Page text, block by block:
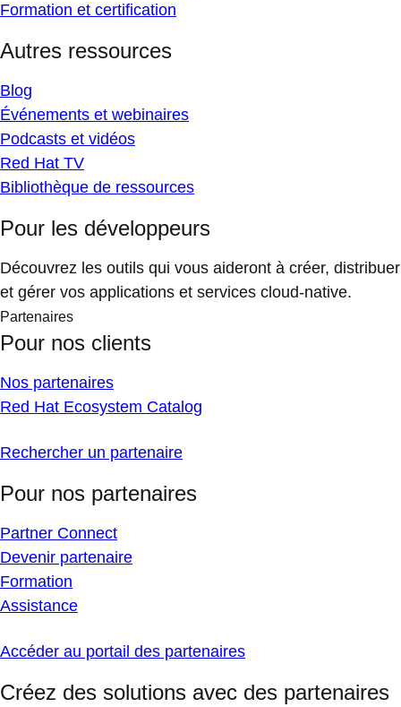
Formation et certification
Autres ressources
Blog
Événements et webinaires
Podcasts et vidéos
Red Hat TV
Bibliothèque de ressources
Pour les développeurs
Découvrez les outils qui vous aideront à créer, distribuer
et gérer vos applications et services cloud-native.
Partenaires
Pour nos clients
Nos partenaires
Red Hat Ecosystem Catalog
Rechercher un partenaire
Pour nos partenaires
Partner Connect
Devenir partenaire
Formation
Assistance
Accéder au portail des partenaires
Créez des solutions avec des partenaires